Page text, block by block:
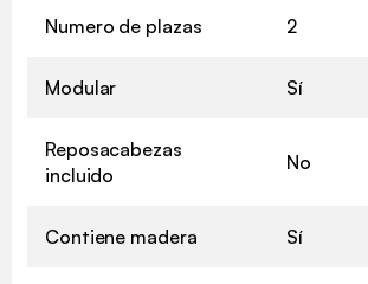
Numero de plazas 2
Modular Sí
Reposacabezas
incluido
No
Contiene madera Sí